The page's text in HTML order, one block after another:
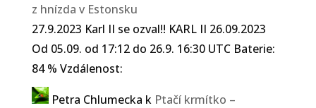
z hnízda v Estonsku
27.9.2023 Karl II se ozval!! KARL II 26.09.2023
Od 05.09. od 17:12 do 26.9. 16:30 UTC Baterie:
84 % Vzdálenost:
Petra Chlumecka k Ptačí krmítko –